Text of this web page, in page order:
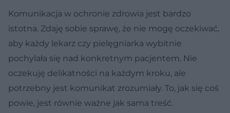
Komunikacja w ochronie zdrowia jest bardzo
istotna. Zdaję sobie sprawę, że nie mogę oczekiwać,
aby każdy lekarz czy pielęgniarka wybitnie
pochylała się nad konkretnym pacjentem. Nie
oczekuję delikatności na każdym kroku, ale
potrzebny jest komunikat zrozumiały. To, jak się coś
powie, jest równie ważne jak sama treść.